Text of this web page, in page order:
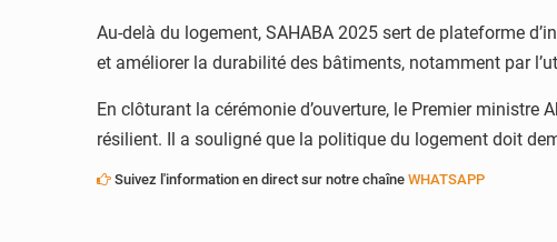
Au-delà du logement, SAHABA 2025 sert de plateforme
et améliorer la durabilité des bâtiments, notamment par
En clôturant la cérémonie d’ouverture, le Premier
résilient. Il a souligné que la politique du logement doit
Suivez l'information en direct sur notre chaîne WHATSAPP